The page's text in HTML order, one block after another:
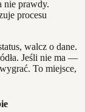
nie prawdy.
procesu
walcz o dane.
Jeśli nie ma —
To miejsce,